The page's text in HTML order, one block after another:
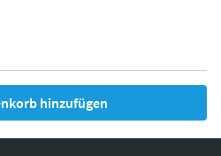
hinzufügen